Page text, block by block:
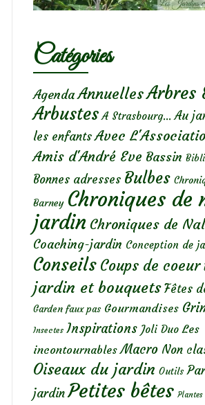
Catégories
Agenda AnnuellesArbres
Arbustes A Strasbourg... Au
les enfants Avec
Amis d'André Eve Bassin
Bonnes adresses Bulbes
Barney Chroniques de
jardin Chroniques de
Coaching-jardin Conception de
Conseils Coups de coeur
jardin et bouquets Fêtes
Garden faux pas Gourmandises
Insectes Inspirations Joli Duo Les
incontournables Macro Non
Oiseaux du jardin Outils
jardin Petites bêtes Plantes